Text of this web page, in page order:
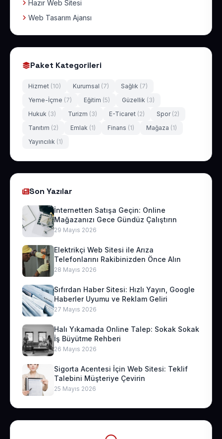
Hazır Web Sitesi
Web Tasarım Ajansı
Paket Kategorileri
Hizmet (10) Kurumsal (7) Sağlık (7)
Yeme-İçme (7) Eğitim (5) Güzellik (3)
Hukuk (3) Turizm (3) E-Ticaret (2) Spor (2)
Tanıtım (2) Emlak (1) Finans (1) Mağaza (1)
Yayıncılık (1)
Son Yazılar
İnternetten Satışa Geçin: Online
Mağazanızı Gece Gündüz Çalıştırın
29 Mayıs 2026
Elektrikçi Web Sitesi ile Arıza
Telefonlarını Rakibinizden Önce Alın
28 Mayıs 2026
Sıfırdan Haber Sitesi: Hızlı Yayın, Google
Haberler Uyumu ve Reklam Geliri
27 Mayıs 2026
Halı Yıkamada Online Talep: Sokak Sokak
İş Büyütme Rehberi
26 Mayıs 2026
Sigorta Acentesi İçin Web Sitesi: Teklif
Talebini Müşteriye Çevirin
25 Mayıs 2026